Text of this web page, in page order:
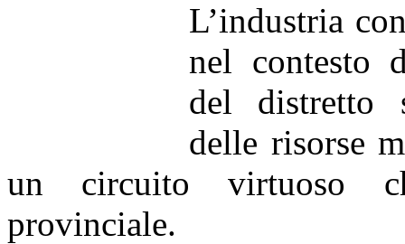
L’industria
nel contesto
del distretto
delle risorse
un circuito virtuoso
provinciale.